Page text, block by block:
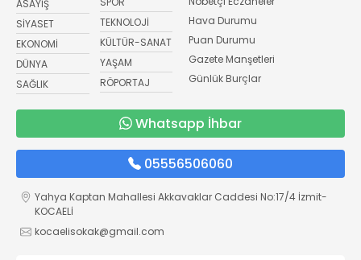
ASAYİŞ
SİYASET
EKONOMİ
DÜNYA
SAĞLIK
TEKNOLOJİ
KÜLTÜR-SANAT
YAŞAM
RÖPORTAJ
Hava Durumu
Puan Durumu
Gazete Manşetleri
Günlük Burçlar
Whatsapp İhbar
05556506060
Yahya Kaptan Mahallesi Akkavaklar Caddesi No:17/4 İzmit-
KOCAELİ
kocaelisokak@gmail.com